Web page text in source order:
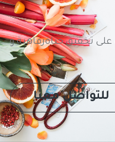
تحقيق حياةرفاهية و
للتواصل معنا